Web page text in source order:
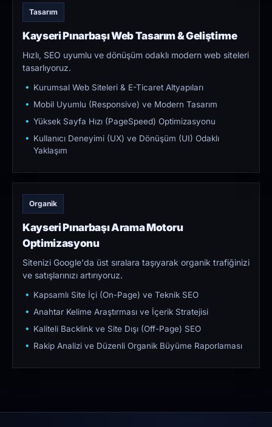
Tasarım
Kayseri Pınarbaşı Web Tasarım & Geliştirme
Hızlı, SEO uyumlu ve dönüşüm odaklı modern web siteleri
tasarlıyoruz.
Kurumsal Web Siteleri & E-Ticaret Altyapıları
Mobil Uyumlu (Responsive) ve Modern Tasarım
Yüksek Sayfa Hızı (PageSpeed) Optimizasyonu
Kullanıcı Deneyimi (UX) ve Dönüşüm (UI) Odaklı
Yaklaşım
Organik
Kayseri Pınarbaşı Arama Motoru
Optimizasyonu
Sitenizi Google'da üst sıralara taşıyarak organik trafiğinizi
ve satışlarınızı artırıyoruz.
Kapsamlı Site İçi (On-Page) ve Teknik SEO
Anahtar Kelime Araştırması ve İçerik Stratejisi
Kaliteli Backlink ve Site Dışı (Off-Page) SEO
Rakip Analizi ve Düzenli Organik Büyüme Raporlaması